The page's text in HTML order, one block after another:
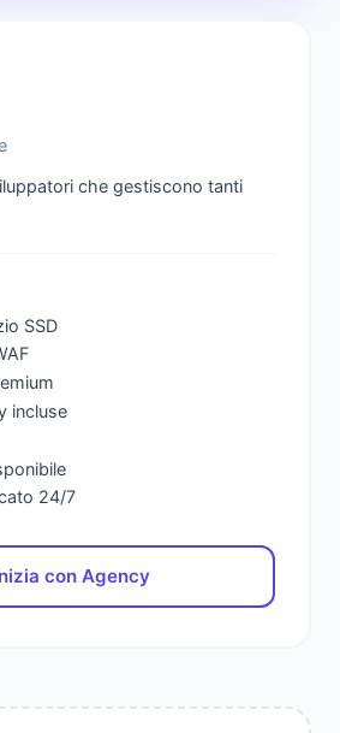
che gestiscono tanti
SSD
incluse
24/7
con Agency